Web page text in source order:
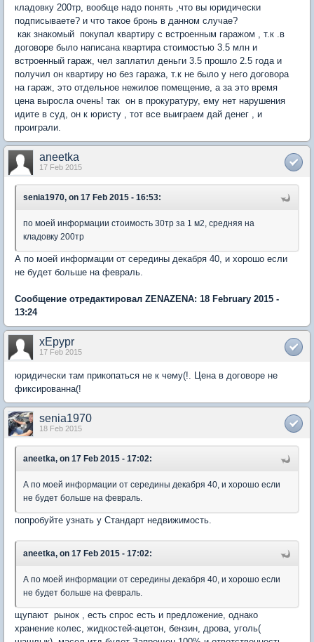
кладовку 200тр, вообще надо понять ,что вы юридически
подписываете? и что такое бронь в данном случае?
как знакомый покупал квартиру с встроенным гаражом , т.к .в
договоре было написана квартира стоимостью 3.5 млн и
встроенный гараж, чел заплатил деньги 3.5 прошло 2.5 года и
получил он квартиру но без гаража, т.к не было у него договора
на гараж, это отдельное нежилое помещение, а за это время
цена выросла очень! так он в прокуратуру, ему нет нарушения
идите в суд, он к юристу , тот все выиграем дай денег , и
проиграли.
aneetka
17 Feb 2015
senia1970, on 17 Feb 2015 - 16:53:
по моей информации стоимость 30тр за 1 м2, средняя на
кладовку 200тр
А по моей информации от середины декабря 40, и хорошо если
не будет больше на февраль.
Сообщение отредактировал ZENAZENA: 18 February 2015 -
13:24
xEpypr
17 Feb 2015
юридически там прикопаться не к чему(!. Цена в договоре не
фиксированна(!
senia1970
18 Feb 2015
aneetka, on 17 Feb 2015 - 17:02:
А по моей информации от середины декабря 40, и хорошо если
не будет больше на февраль.
попробуйте узнать у Стандарт недвижимость.
aneetka, on 17 Feb 2015 - 17:02:
А по моей информации от середины декабря 40, и хорошо если
не будет больше на февраль.
щупают рынок , есть спрос есть и предложение, однако
хранение колес, жидкостей-ацетон, бензин, дрова, уголь(